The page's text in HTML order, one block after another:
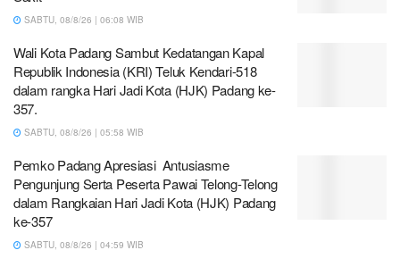
SABTU, 08/8/26 | 06:08 WIB
Wali Kota Padang Sambut Kedatangan Kapal
Republik Indonesia (KRI) Teluk Kendari-518
dalam rangka Hari Jadi Kota (HJK) Padang ke-
357.
SABTU, 08/8/26 | 05:58 WIB
Pemko Padang Apresiasi Antusiasme
Pengunjung Serta Peserta Pawai Telong-Telong
dalam Rangkaian Hari Jadi Kota (HJK) Padang
ke-357
SABTU, 08/8/26 | 04:59 WIB